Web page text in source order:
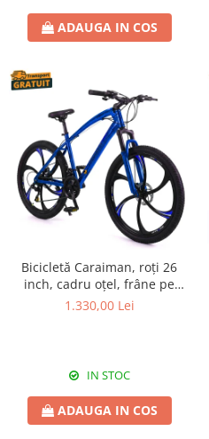
ADAUGA IN COS
Bicicletă Caraiman, roți 26
inch, cadru oțel, frâne pe
disc, bleumarin, BC125
1.330,00 Lei
IN STOC
ADAUGA IN COS